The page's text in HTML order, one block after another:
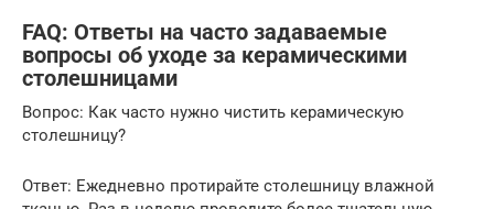
FAQ: Ответы на часто задаваемые
вопросы об уходе за керамическими
столешницами
Вопрос: Как часто нужно чистить керамическую
столешницу?
Ответ: Ежедневно протирайте столешницу влажной